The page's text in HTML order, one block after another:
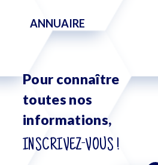
ANNUAIRE
Pour connaître
toutes nos
informations,
INSCRIVEZ-VOUS !